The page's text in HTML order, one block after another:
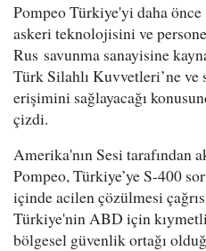
Pompeo Türkiye'yi daha
askeri teknolojisini ve
Rus savunma sanayisine
Türk Silahlı Kuvvetleri’ne ve
erişimini sağlayacağı
çizdi.
Amerika'nın Sesi tarafından
Pompeo, Türkiye’ye S-400
içinde acilen çözülmesi
Türkiye'nin ABD için
bölgesel güvenlik ortağı